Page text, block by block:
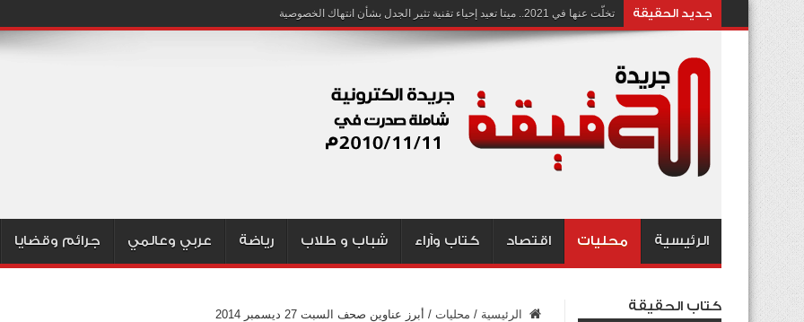
جديد الحقيقة تخلّت عنها في 2021.. ميتا تعيد إحياء تقنية تثير الجدل بشأن انتهاك الخصوصية
الرئيسية محليات اقتصاد كتاب وآراء شباب و طلاب رياضة عربي وعالمي جرائم وقضايا
الرئيسية / محليات / أبرز عناوين صحف السبت 27 ديسمبر 2014
كتاب الحقيقة